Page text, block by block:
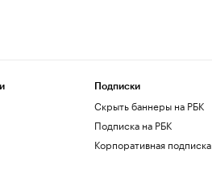
Подписки
Скрыть баннеры на РБК
Подписка на РБК
Корпоративная подписка